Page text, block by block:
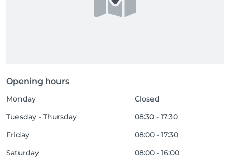
Opening hours
Monday
Closed
Tuesday - Thursday
08:30 - 17:30
Friday
08:00 - 17:30
Saturday
08:00 - 16:00